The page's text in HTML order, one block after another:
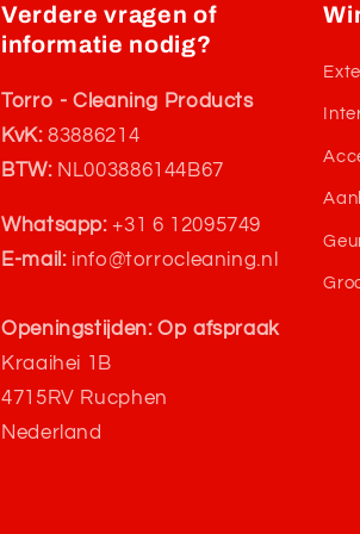
Verdere vragen of
informatie nodig?
Torro - Cleaning Products
KvK:83886214
BTW: NL003886144B67
Whatsapp:+31 6 12095749
E-mail: info@torrocleaning.nl
Openingstijden: Op afspraak
Kraaihei 1B
4715RV Rucphen
Nederland